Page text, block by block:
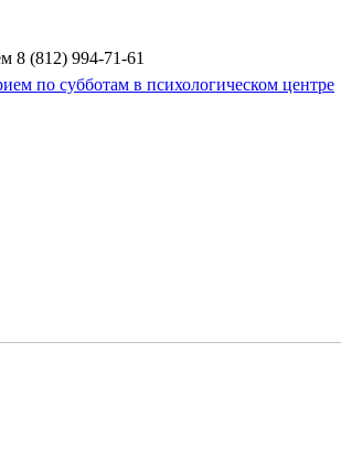
8 (812) 994-71-61
по субботам в психологическом центре